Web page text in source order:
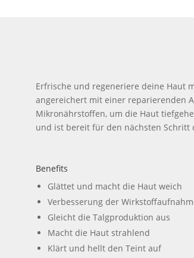
Erfrische und regeneriere deine Haut
angereichert mit einer reparierenden
Mikronährstoffen, um die Haut
und ist bereit für den nächsten Schritt
Benefits
Glättet und macht die Haut weich
Verbesserung der
Gleicht die Talgproduktion aus
Macht die Haut strahlend
Klärt und hellt den Teint auf